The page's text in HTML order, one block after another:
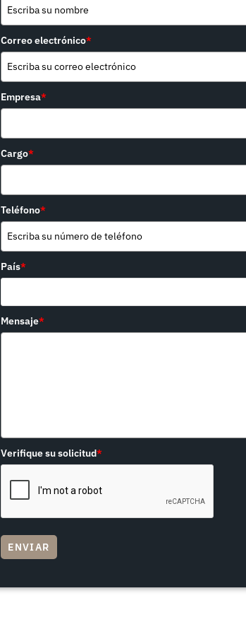
Correo electrónico*
Empresa*
Cargo*
Teléfono*
País*
Mensaje*
Verifique su solicitud*
ENVIAR